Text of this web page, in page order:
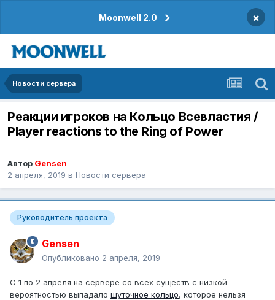
Moonwell 2.0 ×
Новости сервера
Реакции игроков на Кольцо Всевластия /
Player reactions to the Ring of Power
Автор Gensen
2 апреля, 2019 в Новости сервера
Руководитель проекта
Gensen
Опубликовано 2 апреля, 2019
С 1 по 2 апреля на сервере со всех существ с низкой
вероятностью выпадало шуточное кольцо, которое нельзя